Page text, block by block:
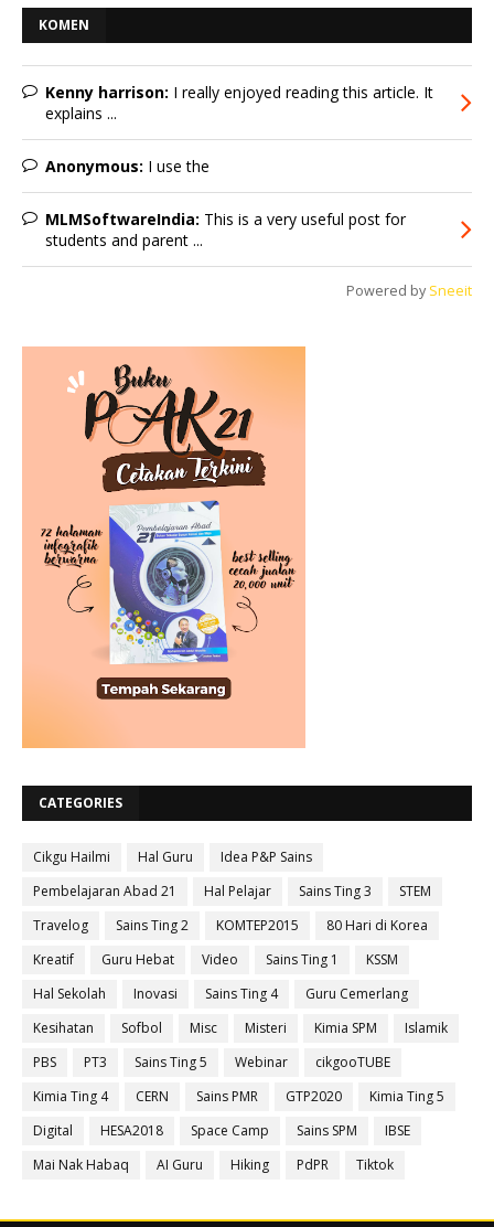
KOMEN
Kenny harrison: I really enjoyed reading this article. It
explains ...
Anonymous: I use the
MLMSoftwareIndia: This is a very useful post for
students and parent ...
Powered by Sneeit
CATEGORIES
Cikgu Hailmi Hal Guru
Idea P&P Sains
Pembelajaran Abad 21
Hal Pelajar Sains Ting 3
STEM
Travelog
Sains Ting 2 KOMTEP2015
80 Hari di Korea
Kreatif
Guru Hebat Video Sains Ting 1
KSSM
Hal Sekolah
Inovasi Sains Ting 4
Guru Cemerlang
Kesihatan
Sofbol Misc Misteri Kimia SPM
Islamik
PBS
PT3 Sains Ting 5 Webinar
cikgooTUBE
Kimia Ting 4
CERN Sains PMR GTP2020
Kimia Ting 5
Digital
HESA2018 Space Camp Sains SPM
IBSE
Mai Nak Habaq
AI Guru Hiking PdPR Tiktok